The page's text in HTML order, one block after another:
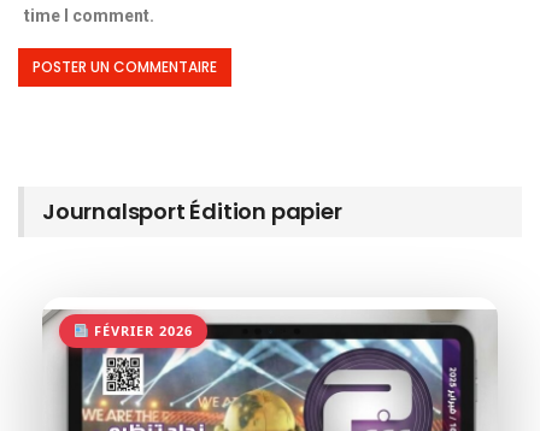
time I comment.
Journalsport Édition papier
FÉVRIER 2026